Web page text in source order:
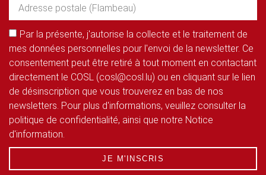
Par la présente, j'autorise la collecte et le traitement de
mes données personnelles pour l'envoi de la newsletter. Ce
consentement peut être retiré à tout moment en contactant
directement le COSL (cosl@cosl.lu) ou en cliquant sur le lien
de désinscription que vous trouverez en bas de nos
newsletters. Pour plus d'informations, veuillez consulter la
politique de confidentialité, ainsi que notre Notice
d'information.
JE M'INSCRIS